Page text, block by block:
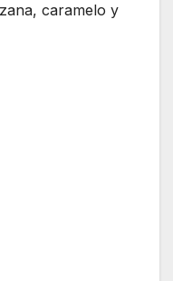
caramelo y